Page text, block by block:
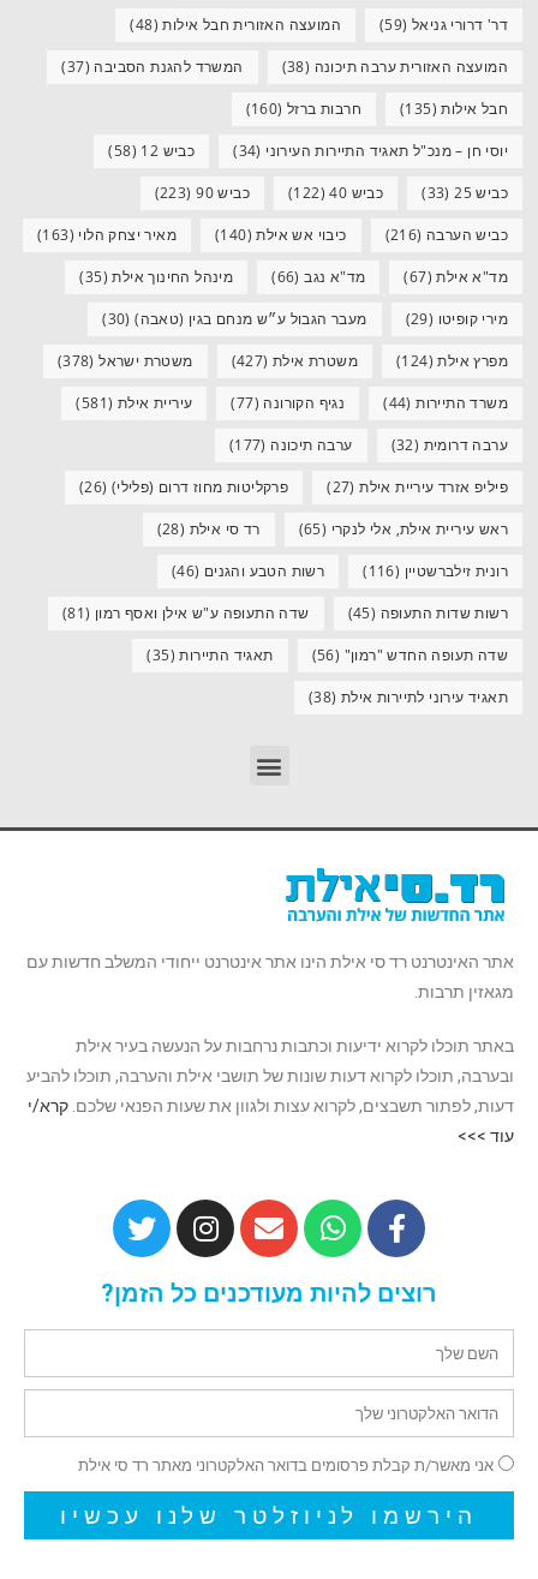
דר' דרורי גניאל (59) המועצה האזורית חבל אילות(48)
המועצה האזורית ערבה תיכונה (38) המשרד להגנת הסביבה (37)
חבל אילות(135) חרבות ברזל (160)
יוסי חן – מנכ"ל תאגיד התיירות העירוני (34) כביש 12 (58)
כביש 25 (33) כביש 40 (122) כביש 90 (223)
כביש הערבה (216) כיבוי אש אילת(140) מאיר יצחק הלוי (163)
מד"א אילת(67) מד"א נגב(66) מינהל החינוך אילת(35)
מירי קופיטו (29) מעבר הגבול ע״ש מנחם בגין (טאבה)(30)
מפרץ אילת(124) משטרת אילת (427) משטרת ישראל(378)
משרד התיירות(44) נגיף הקורונה (77) עיריית אילת (581)
ערבה דרומית (32) ערבה תיכונה (177)
פיליפ אזרד עיריית אילת(27) פרקליטות מחוז דרום (פלילי) (26)
ראש עיריית אילת, אלי לנקרי (65) רד סי אילת (28)
רונית זילברשטיין (116) רשות הטבע והגנים (46)
רשות שדות התעופה (45) שדה התעופה ע"ש אילן ואסף רמון (81)
שדה תעופה החדש "רמון" (56) תאגיד התיירות(35)
תאגיד עירוני לתיירות אילת (38)
אתר האינטרנט רד סי אילת הינו אתר אינטרנט ייחודי המשלב חדשות עם
מגאזין תרבות.
באתר תוכלו לקרוא ידיעות וכתבות נרחבות על הנעשה בעיר אילת
ובערבה, תוכלו לקרוא דעות שונות של תושבי אילת והערבה, תוכלו להביע
דעות, לפתור תשבצים, לקרוא עצות ולגוון את שעות הפנאי שלכם. קרא/י
עוד >>>
רוצים להיות מעודכנים כל הזמן?
אני מאשר/ת קבלת פרסומים בדואר האלקטרוני מאתר רד סי אילת
הירשמו לניוזלטר שלנו עכשיו